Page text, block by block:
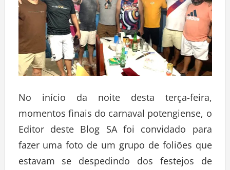
No início da noite desta terça-feira,
momentos finais do carnaval potengiense, o
Editor deste Blog SA foi convidado para
fazer uma foto de um grupo de foliões que
estavam se despedindo dos festejos de